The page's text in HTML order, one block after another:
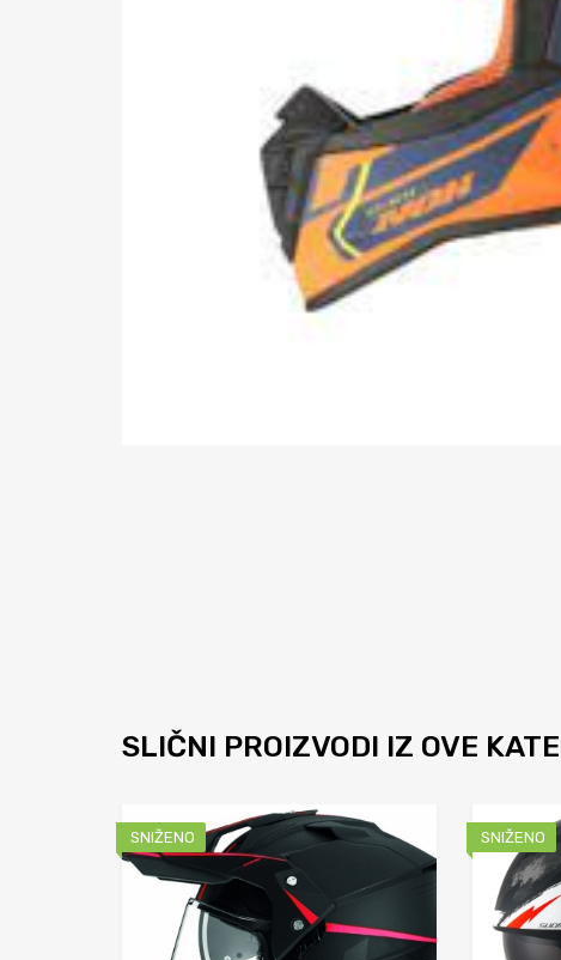
SLIČNI PROIZVODI IZ OVE
SNIŽENO SNIŽENO